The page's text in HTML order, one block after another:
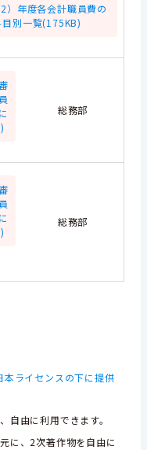
）年度各会計職員費の
目別一覧(175KB)
総務部
総務部
ライセンスの下に提供
自由に利用できます。
に、2次著作物を自由に